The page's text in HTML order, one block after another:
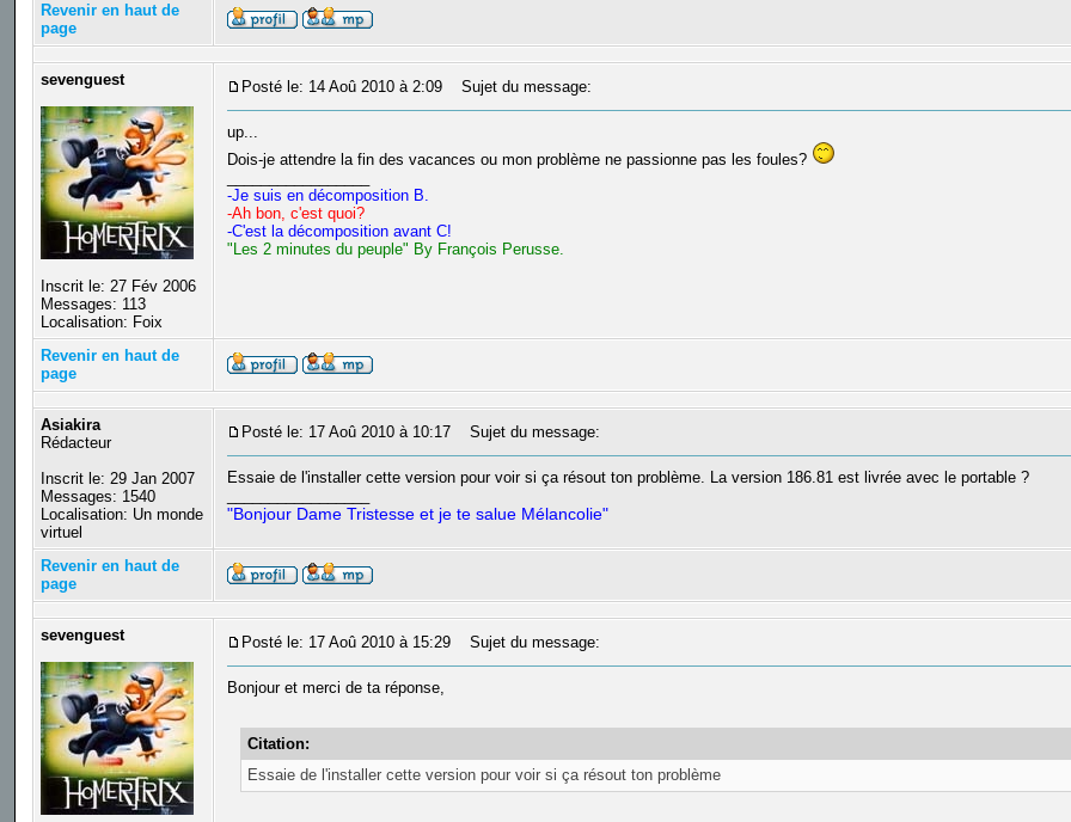
Revenir en haut de
page
sevenguest
Inscrit le: 27 Fév 2006
Messages: 113
Localisation: Foix
Posté le: 14 Aoû 2010 à 2:09 Sujet du message:
up...
Dois-je attendre la fin des vacances ou mon problème ne passionne pas les foules?
-Je suis en décomposition B.
-Ah bon, c'est quoi?
-C'est la décomposition avant C!
"Les 2 minutes du peuple" By François Perusse.
Revenir en haut de
page
Asiakira
Rédacteur
Inscrit le: 29 Jan 2007
Messages: 1540
Localisation: Un monde
virtuel
Posté le: 17 Aoû 2010 à 10:17 Sujet du message:
Essaie de l'installer cette version pour voir si ça résout ton problème. La version 186.81 est livrée avec le portable ?
"Bonjour Dame Tristesse et je te salue Mélancolie"
Revenir en haut de
page
sevenguest Posté le: 17 Aoû 2010 à 15:29 Sujet du message:
Bonjour et merci de ta réponse,
Citation:
Essaie de l'installer cette version pour voir si ça résout ton problème